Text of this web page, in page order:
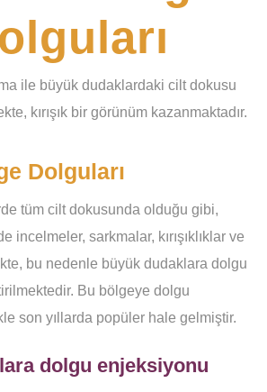
ile büyük dudaklardaki cilt dokusu
kırışık bir görünüm kazanmaktadır.
Dolguları
tüm cilt dokusunda olduğu gibi,
incelmeler, sarkmalar, kırışıklıklar ve
bu nedenle büyük dudaklara dolgu
Bu bölgeye dolgu
son yıllarda popüler hale gelmiştir.
dolgu enjeksiyonu